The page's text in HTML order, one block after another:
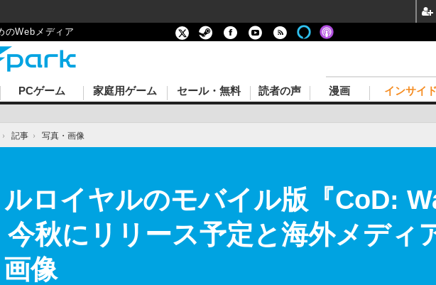
のWebメディア
PCゲーム 家庭用ゲーム セール・無料 読者の声 漫画 インサイド
› 記事 › 写真・画像
ルロイヤルのモバイル版『CoD:
秋にリリース予定と海外メディ
像